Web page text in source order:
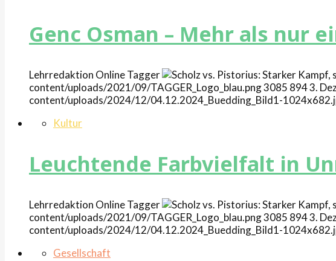
Genc Osman – Mehr als nur
Lehrredaktion OnlineTagger
content/uploads/2021/09/TAGGER_Logo_blau.png3085 8943.
content/uploads/2024/12/04.12.2024_Buedding_Bild1-
Kultur
Leuchtende Farbvielfalt in
Lehrredaktion OnlineTagger
content/uploads/2021/09/TAGGER_Logo_blau.png3085 8943.
content/uploads/2024/12/04.12.2024_Buedding_Bild1-
Gesellschaft